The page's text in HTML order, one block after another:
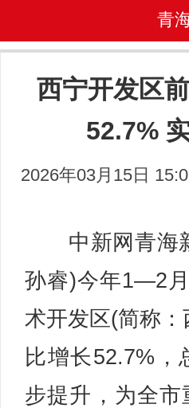
青
西宁开发区
52.7%
2026年03月15日
中新网青海
孙睿)今年1—2
术开发区(简称
比增长52.7%
步提升，为全